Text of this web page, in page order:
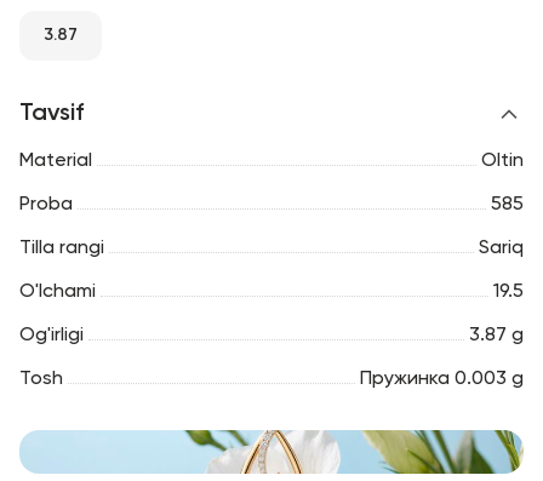
3.87
Tavsif
Material Oltin
Proba 585
Tilla rangi Sariq
O'lchami 19.5
Og'irligi 3.87 g
Tosh Пружинка 0.003 g